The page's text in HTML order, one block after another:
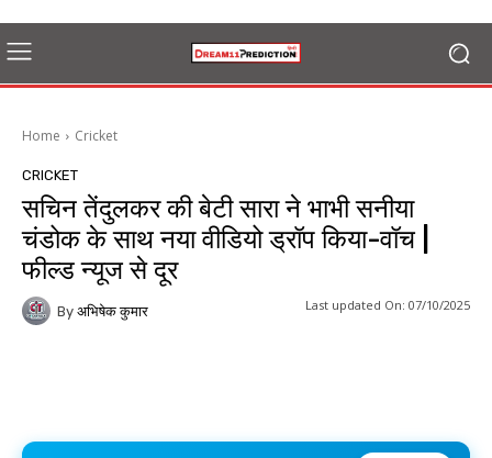
Home Cricket
CRICKET
सचिन तेंदुलकर की बेटी सारा ने भाभी सनीया
चंडोक के साथ नया वीडियो ड्रॉप किया-वॉच |
फील्ड न्यूज से दूर
By अभिषेक कुमार Last updated On: 07/10/2025